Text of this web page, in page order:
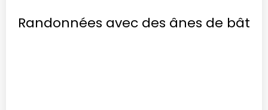
Randonnées avec des ânes de bât